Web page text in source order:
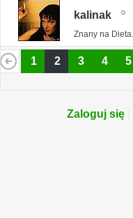
kalinak
Znany na
1 2 3 4 5
Zaloguj się